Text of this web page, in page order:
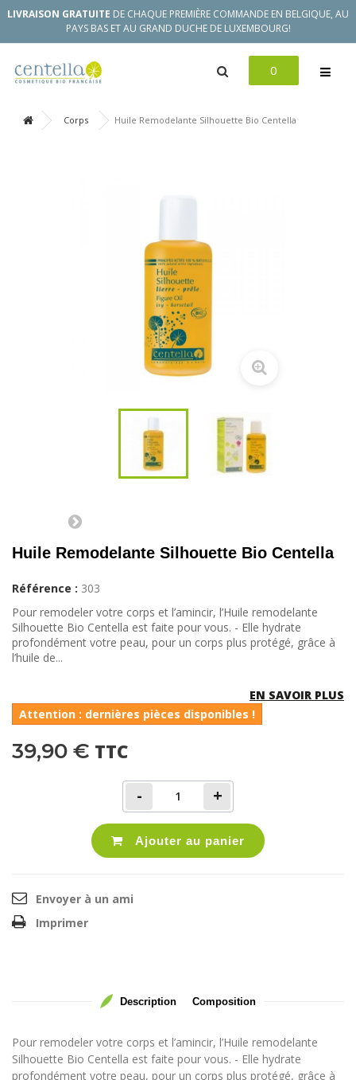
LIVRAISON GRATUITE DE CHAQUE PREMIÈRE COMMANDE EN BELGIQUE, AU
PAYS BAS ET AU GRAND DUCHE DE LUXEMBOURG!
0
Corps Huile Remodelante Silhouette Bio Centella
Huile Remodelante Silhouette Bio Centella
Référence : 303
Pour remodeler votre corps et l’amincir, l’Huile remodelante
Silhouette Bio Centella est faite pour vous. - Elle hydrate
profondément votre peau, pour un corps plus protégé, grâce à
l’huile de...
EN SAVOIR PLUS
Attention : dernières pièces disponibles !
39,90 € TTC
- +
Ajouter au panier
Envoyer à un ami
Imprimer
Description Composition
Pour remodeler votre corps et l’amincir, l’Huile remodelante
Silhouette Bio Centella est faite pour vous. - Elle hydrate
profondément votre peau, pour un corps plus protégé, grâce à